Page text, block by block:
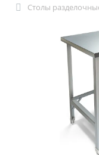
Столы